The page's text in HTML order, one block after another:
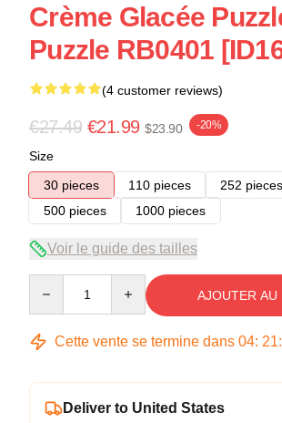
Crème Glacée
Puzzle RB0401
(4 customer reviews)
€27.49 €21.99 $23.90 -20%
Size
30 pieces
110 pieces
252 pieces
500 pieces
1000 pieces
Voir le guide des tailles
AJOUTER AU
Cette vente se termine dans 04: 21:
Deliver to United States